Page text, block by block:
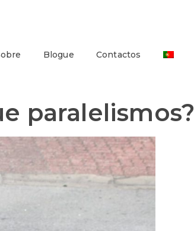
Blogue Contactos
paralelismos?